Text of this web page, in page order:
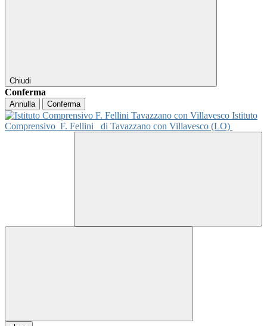
Chiudi
Conferma
Annulla Conferma
Istituto
Comprensivo F. Fellini di Tavazzano con Villavesco (LO)